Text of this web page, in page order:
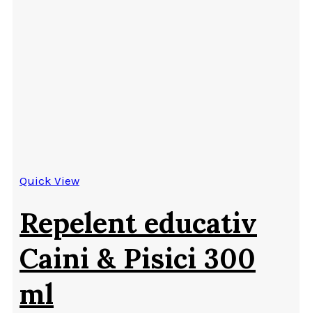
Quick View
Repelent educativ
Caini & Pisici 300
ml